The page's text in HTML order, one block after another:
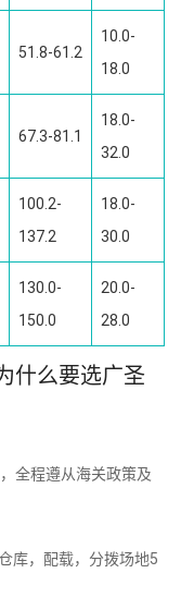
51.8-61.2
10.0-
18.0
67.3-81.1
18.0-
32.0
100.2-
137.2
18.0-
30.0
130.0-
150.0
20.0-
28.0
什么要选广圣
全程遵从海关政策及
库，配载，分拨场地5